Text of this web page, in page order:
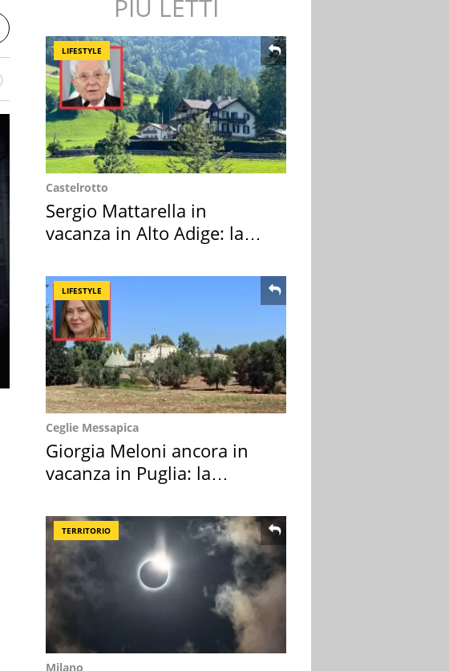
PIÙ LETTI
LIFESTYLE
Castelrotto
Sergio Mattarella in
vacanza in Alto Adige: la
LIFESTYLE
Ceglie Messapica
Giorgia Meloni ancora in
vacanza in Puglia: la
TERRITORIO
Milano